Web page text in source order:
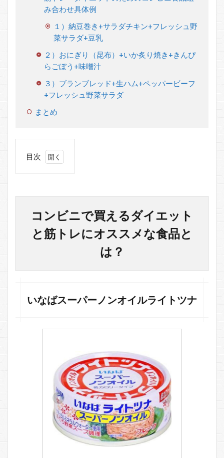
み合わせ具体例
１）納豆巻き+サラダチキン+フレッシュ野
菜サラダ+豆乳
２）おにぎり（昆布）+いか炙り焼き+きんぴ
らごぼう+味噌汁
３）ブランブレッド+生ハム+ペッパービーフ
+フレッシュ野菜サラダ
まとめ
目次
ダイ
エッ
トと
は？
いな
コンビニで買えるダイエット
と筋トレにオススメな食品と
は？
いなばスーパーノンオイルライトツナ